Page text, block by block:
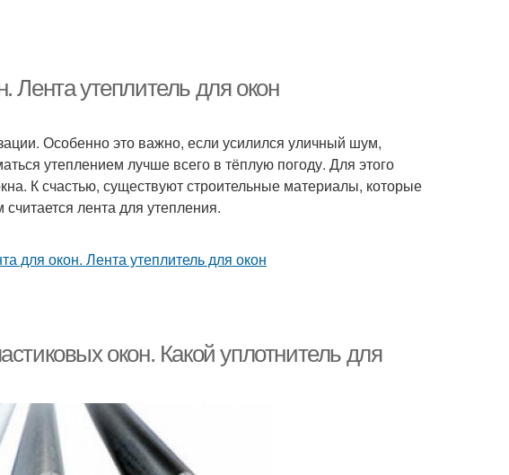
Лента утеплитель для окон
Особенно это важно, если усилился уличный шум,
утеплением лучше всего в тёплую погоду. Для этого
К счастью, существуют строительные материалы, которые
лента для утепления.
окон. Какой уплотнитель для